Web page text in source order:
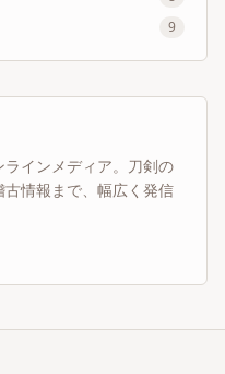
9
インメディア。刀剣の
情報まで、幅広く発信